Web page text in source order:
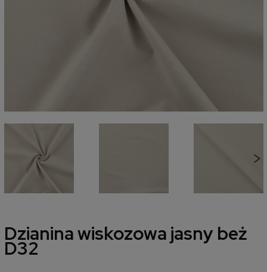
Dzianina wiskozowa jasny beż
D32